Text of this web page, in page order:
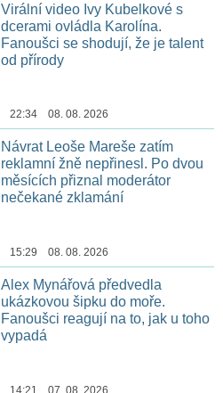
Virální video Ivy Kubelkové s
dcerami ovládla Karolína.
Fanoušci se shodují, že je talent
od přírody
22:34 08. 08. 2026
Návrat Leoše Mareše zatím
reklamní žně nepřinesl. Po dvou
měsících přiznal moderátor
nečekané zklamání
15:29 08. 08. 2026
Alex Mynářová předvedla
ukázkovou šipku do moře.
Fanoušci reagují na to, jak u toho
vypadá
14:21 07. 08. 2026